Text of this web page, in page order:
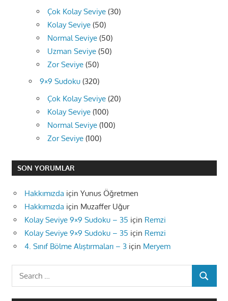
Çok Kolay Seviye (30)
Kolay Seviye (50)
Normal Seviye (50)
Uzman Seviye (50)
Zor Seviye (50)
9×9 Sudoku (320)
Çok Kolay Seviye (20)
Kolay Seviye (100)
Normal Seviye (100)
Zor Seviye (100)
SON YORUMLAR
Hakkımızda için Yunus Öğretmen
Hakkımızda için Muzaffer Uğur
Kolay Seviye 9×9 Sudoku – 35 için Remzi
Kolay Seviye 9×9 Sudoku – 35 için Remzi
4. Sınıf Bölme Alıştırmaları – 3 için Meryem
Search
for:
SEARCH